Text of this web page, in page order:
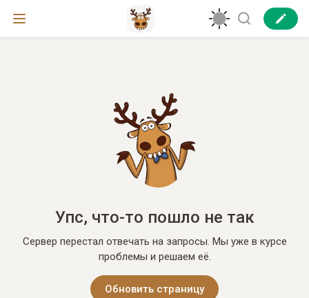
Упс, что-то пошло не так
Сервер перестал отвечать на запросы. Мы уже в курсе
проблемы и решаем её.
Обновить страницу